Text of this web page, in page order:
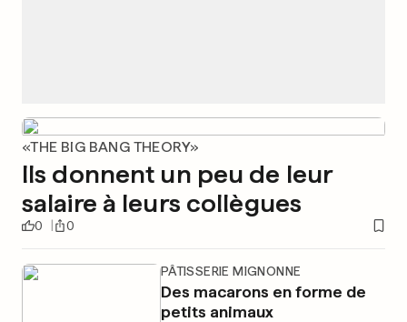
«THE BIG BANG THEORY»
Ils donnent un peu de leur
salaire à leurs collègues
0 0
PÂTISSERIE MIGNONNE
Des macarons en forme de
petits animaux